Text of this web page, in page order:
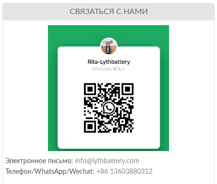
СВЯЗАТЬСЯ С НАМИ
Электронное письмо: info@lythbattery.com
Телефон/WhatsApp/Wechat: +86 13603880312